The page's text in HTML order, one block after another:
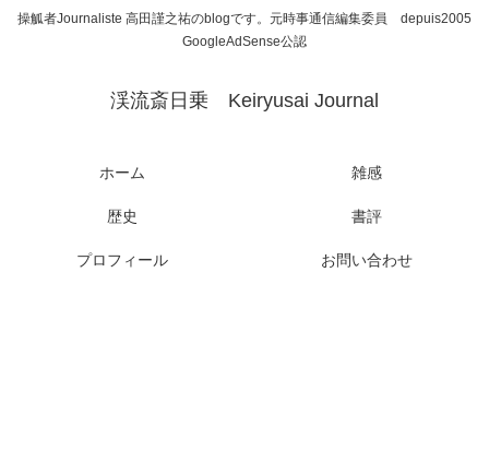
操觚者Journaliste 高田謹之祐のblogです。元時事通信編集委員 depuis2005
GoogleAdSense公認
渓流斎日乗 Keiryusai Journal
ホーム 雑感
歴史 書評
プロフィール お問い合わせ